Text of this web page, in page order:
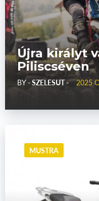
Újra királyt
Piliscséven
BY- SZELESUT - 2025
MUSTRA